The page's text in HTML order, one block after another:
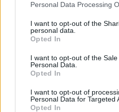
Personal Data Processing
I want to opt-out of the
personal data.
Opted In
I want to opt-out of the
Personal Data.
Opted In
I want to opt-out of
Personal Data for Targeted
Opted In
Διεθνή
Το “Ευρωβαρόμετρο”
αβεβαιότητα των